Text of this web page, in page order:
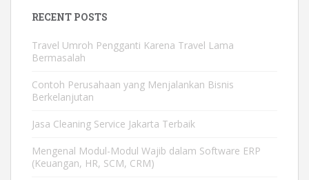
RECENT POSTS
Travel Umroh Pengganti Karena Travel Lama
Bermasalah
Contoh Perusahaan yang Menjalankan Bisnis
Berkelanjutan
Jasa Cleaning Service Jakarta Terbaik
Mengenal Modul-Modul Wajib dalam Software ERP
(Keuangan, HR, SCM, CRM)